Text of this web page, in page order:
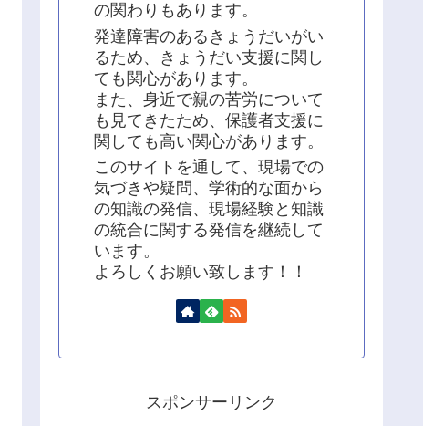
の関わりもあります。
発達障害のあるきょうだいがい
るため、きょうだい支援に関し
ても関心があります。
また、身近で親の苦労について
も見てきたため、保護者支援に
関しても高い関心があります。
このサイトを通して、現場での
気づきや疑問、学術的な面から
の知識の発信、現場経験と知識
の統合に関する発信を継続して
います。
よろしくお願い致します！！
スポンサーリンク